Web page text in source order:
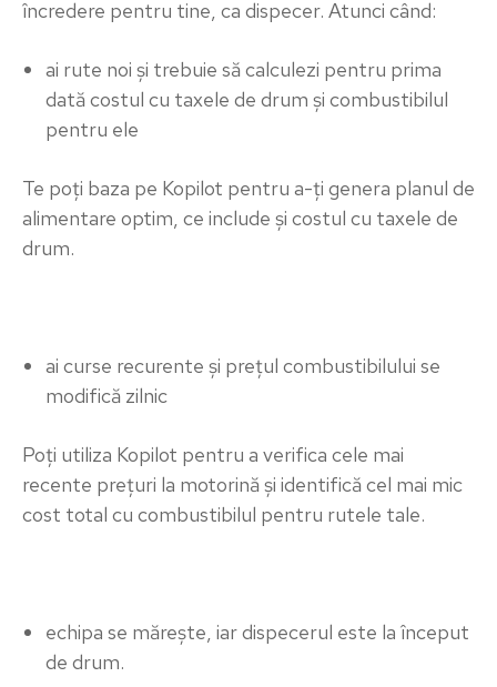
încredere pentru tine, ca dispecer. Atunci când:
ai rute noi și trebuie să calculezi pentru prima
dată costul cu taxele de drum și combustibilul
pentru ele
Te poți baza pe Kopilot pentru a-ți genera planul de
alimentare optim, ce include și costul cu taxele de
drum.
ai curse recurente și prețul combustibilului se
modifică zilnic
Poți utiliza Kopilot pentru a verifica cele mai
recente prețuri la motorină și identifică cel mai mic
cost total cu combustibilul pentru rutele tale.
echipa se mărește, iar dispecerul este la început
de drum.